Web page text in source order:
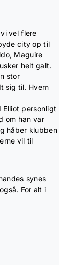
vel flere
city op til
Maguire
helt galt.
stor
sig til. Hvem
personligt
om han var
håber klubben
vil til
synes
For alt i